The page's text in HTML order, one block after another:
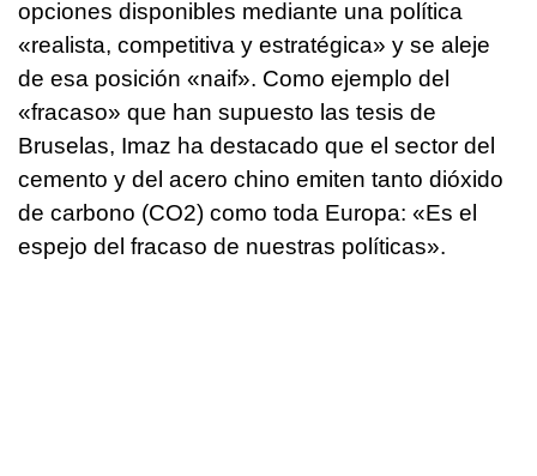
opciones disponibles mediante una política
«realista, competitiva y estratégica» y se aleje
de esa posición «naif». Como ejemplo del
«fracaso» que han supuesto las tesis de
Bruselas, Imaz ha destacado que el sector del
cemento y del acero chino emiten tanto dióxido
de carbono (CO2) como toda Europa: «Es el
espejo del fracaso de nuestras políticas».